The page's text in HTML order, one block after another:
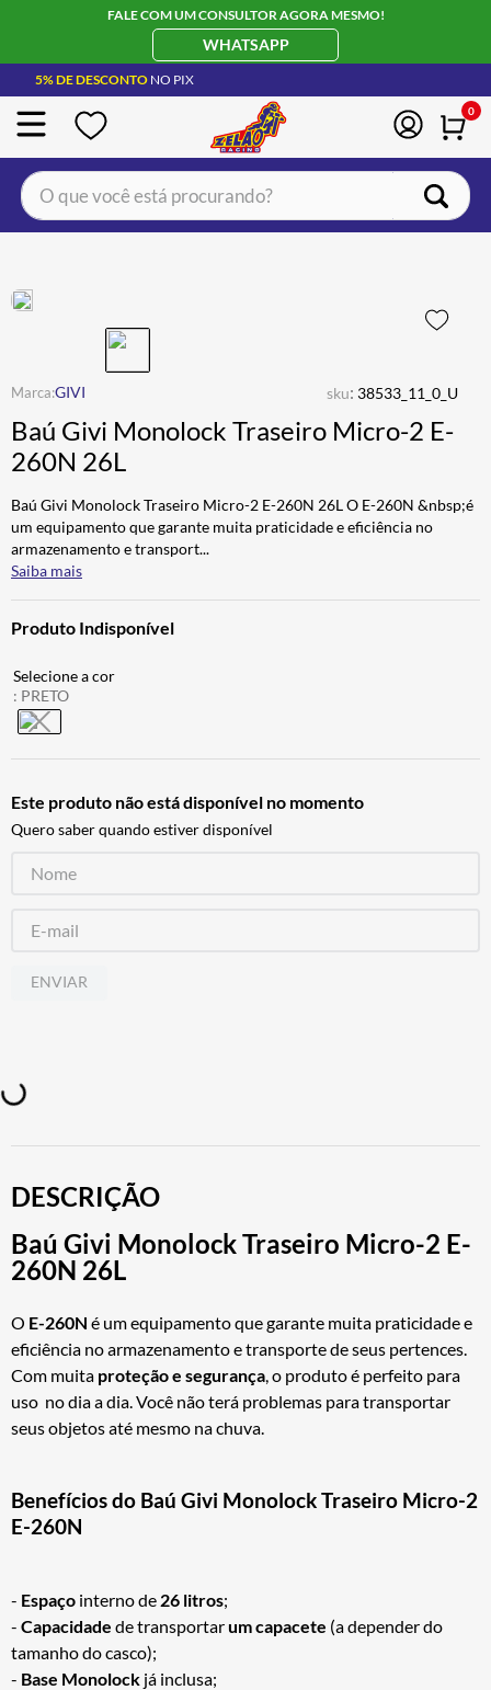
FALE COM UM CONSULTOR AGORA MESMO!
WHATSAPP
5% DE DESCONTO NO PIX
0
O que você está procurando?
GIVI sku: 38533_11_0_U
Baú Givi Monolock Traseiro Micro-2 E-
260N 26L
Baú Givi Monolock Traseiro Micro-2 E-260N 26L O E-260N &nbsp;é
um equipamento que garante muita praticidade e eficiência no
armazenamento e transport...
Saiba mais
Produto Indisponível
: PRETO
Este produto não está disponível no momento
Quero saber quando estiver disponível
ENVIAR
DESCRIÇÃO
Baú Givi Monolock Traseiro Micro-2 E-
260N 26L
O E-260N é um equipamento que garante muita praticidade e
eficiência no armazenamento e transporte de seus pertences.
Com muita proteção e segurança , o produto é perfeito para
uso no dia a dia. Você não terá problemas para transportar
seus objetos até mesmo na chuva.
Benefícios do Baú Givi Monolock Traseiro Micro-2
E-260N
- Espaço interno de 26 litros;
- Capacidade de transportarum capacete (a depender do
tamanho do casco);
- Base Monolock já inclusa;
JAQUETA
4º ÓCULOS SOLAR
5º LUVA
6º ALPINESTAR
7º BAU
8º CALÇA
9º AIROH
10º BOTAS